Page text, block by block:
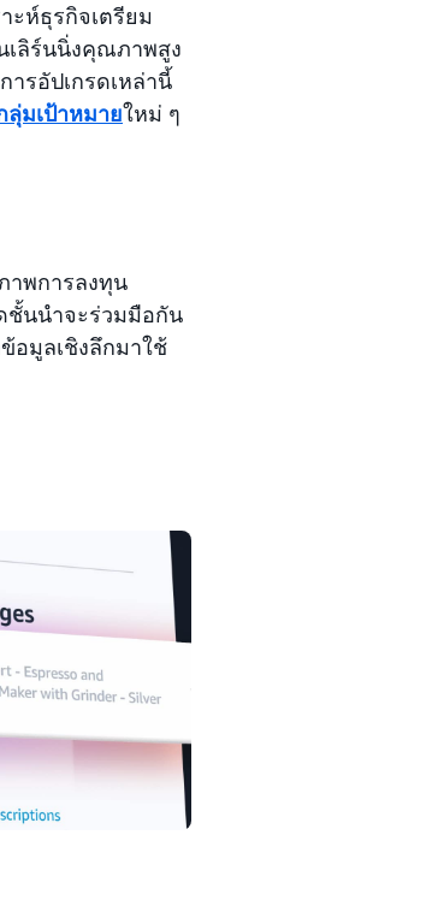
ะห์ธุรกิจเตรียม
เลิร์นนิ่งคุณภาพสูง
ารอัปเกรดเหล่านี้
ลุ่มเป้าหมายใหม่ ๆ
าพการลงทุน
ชั้นนำจะร่วมมือกัน
อมูลเชิงลึกมาใช้